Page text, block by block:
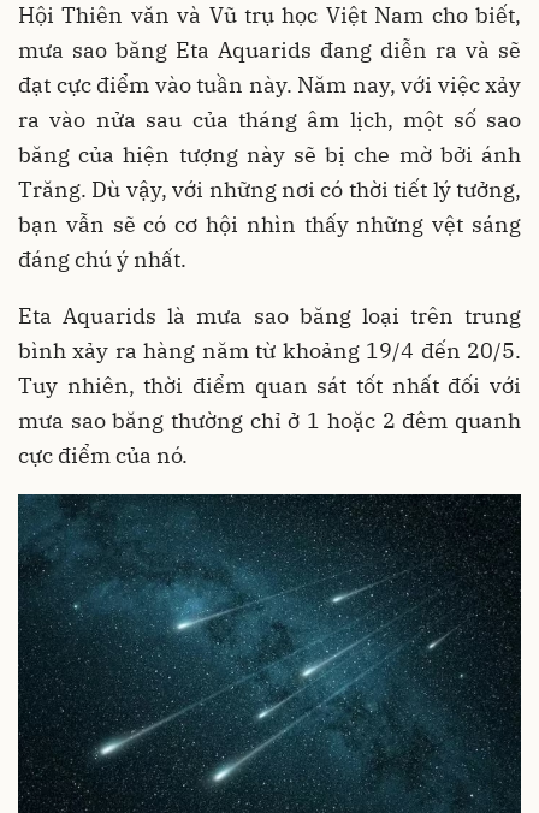
Hội Thiên văn và Vũ trụ học Việt Nam cho biết,
mưa sao băng Eta Aquarids đang diễn ra và sẽ
đạt cực điểm vào tuần này. Năm nay, với việc xảy
ra vào nửa sau của tháng âm lịch, một số sao
băng của hiện tượng này sẽ bị che mờ bởi ánh
Trăng. Dù vậy, với những nơi có thời tiết lý tưởng,
bạn vẫn sẽ có cơ hội nhìn thấy những vệt sáng
đáng chú ý nhất.
Eta Aquarids là mưa sao băng loại trên trung
bình xảy ra hàng năm từ khoảng 19/4 đến 20/5.
Tuy nhiên, thời điểm quan sát tốt nhất đối với
mưa sao băng thường chỉ ở 1 hoặc 2 đêm quanh
cực điểm của nó.